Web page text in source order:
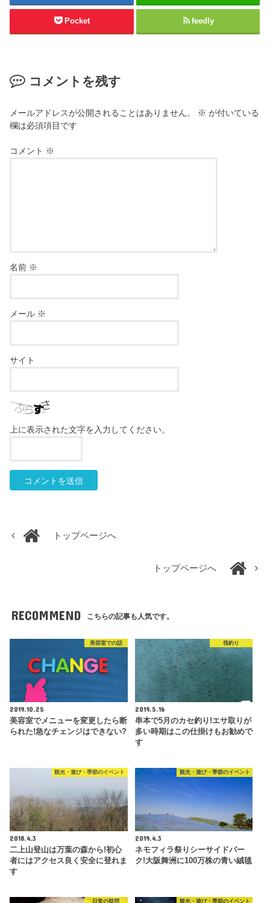
Pocket feedly
コメントを残す
メールアドレスが公開されることはありません。 ※ が付いている
欄は必須項目です
コメント ※
名前 ※
メール ※
サイト
上に表示された文字を入力してください。
トップページへ
トップページへ
RECOMMEND こちらの記事も人気です。
美容室での話
2019.10.25
美容室でメニューを変更したら断
られた!急なチェンジはできない?
筏釣り
2019.5.16
串本で5月のカセ釣り!エサ取りが
多い時期はこの仕掛けもお勧めで
す
観光・遊び・季節のイベント
2018.4.3
二上山登山は万葉の森から!初心
者にはアクセス良く安全に登れま
す
観光・遊び・季節のイベント
2019.4.3
ネモフィラ祭りシーサイドパー
ク!大阪舞洲に100万株の青い絨毯
日常の疑問 観光・遊び・季節のイベント